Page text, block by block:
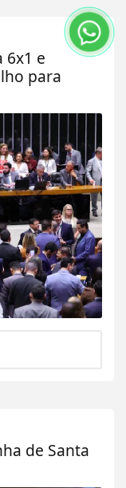
6x1 e
para
de Santa